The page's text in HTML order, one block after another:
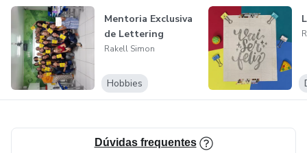
Mentoria Exclusiva
de Lettering
Rakell Simon
Hobbies
Dúvidas frequentes